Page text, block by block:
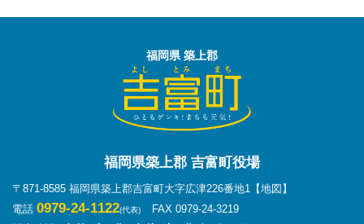
福岡県 築上郡
福岡県築上郡 吉富町役場
〒871-8585 福岡県築上郡吉富町大字広津226番地1 【地図】
電話 0979-24-1122(代表)
FAX 0979-24-3219